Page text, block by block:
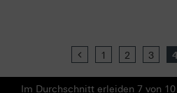
Previous
1 2 3
Im Durchschnitt erleiden 7 von